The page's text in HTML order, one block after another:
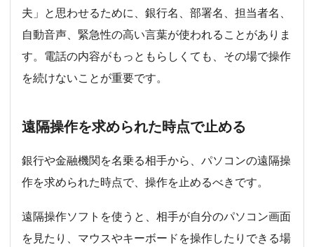
夫」と思わせるために、銀行名、部署名、担当者名、
自動音声、緊急性の高い言葉が使われることがありま
す。電話の内容がもっともらしくても、その場で操作
を続けないことが重要です。
遠隔操作を求められた時点で止める
銀行や金融機関を名乗る相手から、パソコンの遠隔操
作を求められた時点で、操作を止めるべきです。
遠隔操作ソフトを使うと、相手が自分のパソコン画面
を見たり、マウスやキーボードを操作したりできる場